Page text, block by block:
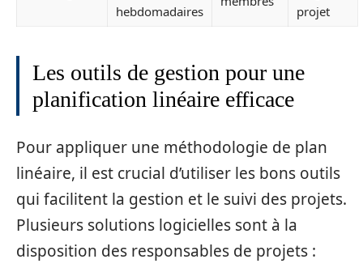
hebdomadaires
projet
Les outils de gestion pour une
planification linéaire efficace
Pour appliquer une méthodologie de plan
linéaire, il est crucial d’utiliser les bons outils
qui facilitent la gestion et le suivi des projets.
Plusieurs solutions logicielles sont à la
disposition des responsables de projets :